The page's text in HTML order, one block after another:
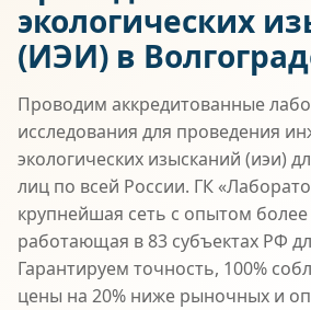
экологических
(ИЭИ) в
Проводим аккредитованные
исследования для проведения
экологических изысканий (иэи)
лиц по всей России. ГК
крупнейшая сеть с опытом более
работающая в 83 субъектах РФ
Гарантируем точность, 100%
цены на 20% ниже рыночных и